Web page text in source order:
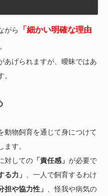
がら
「細かい明確な理由
あげられますが、曖昧ではあ
動物飼育を通じて身につけて
す。
対しての 「責任感」 が必要で
る力」
、一人で飼育するわけ
担や協力性」
、怪我や病気の